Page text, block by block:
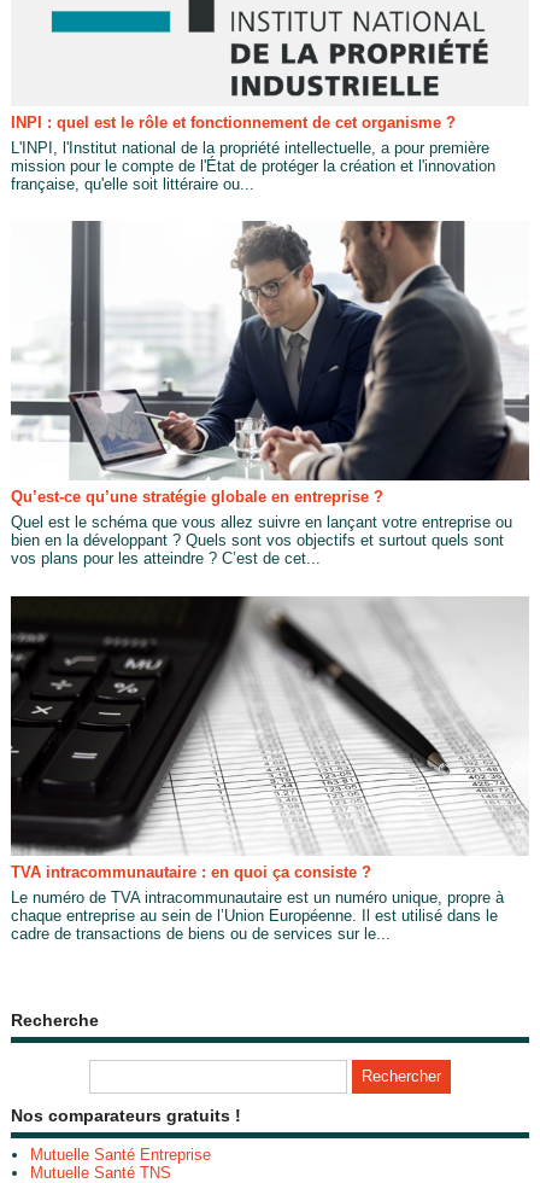
INPI : quel est le rôle et fonctionnement de cet organisme ?
L'INPI, l'Institut national de la propriété intellectuelle, a pour première
mission pour le compte de l'État de protéger la création et l'innovation
française, qu'elle soit littéraire ou...
Qu’est-ce qu’une stratégie globale en entreprise ?
Quel est le schéma que vous allez suivre en lançant votre entreprise ou
bien en la développant ? Quels sont vos objectifs et surtout quels sont
vos plans pour les atteindre ? C’est de cet...
TVA intracommunautaire : en quoi ça consiste ?
Le numéro de TVA intracommunautaire est un numéro unique, propre à
chaque entreprise au sein de l’Union Européenne. Il est utilisé dans le
cadre de transactions de biens ou de services sur le...
Recherche
Nos comparateurs gratuits !
Mutuelle Santé Entreprise
Mutuelle Santé TNS